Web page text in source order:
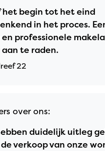
het begin tot het eind
in het proces.
professionele
te raden.
22
over ons:
duidelijk uitleg
verkoop van onze